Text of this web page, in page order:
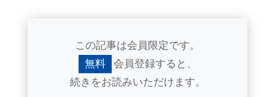
この記事は会員限定です。
無料
会員登録すると、
続きをお読みいただけます。